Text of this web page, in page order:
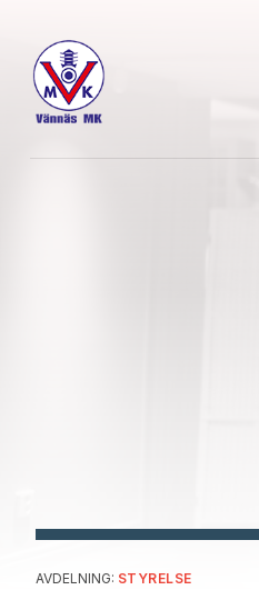
AVDELNING: STYRELSE